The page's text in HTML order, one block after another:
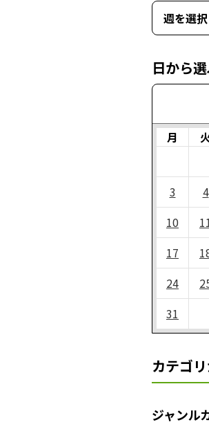
週を選択
日から
月
3
4
10
17
24
31
カテゴ
ジャンル